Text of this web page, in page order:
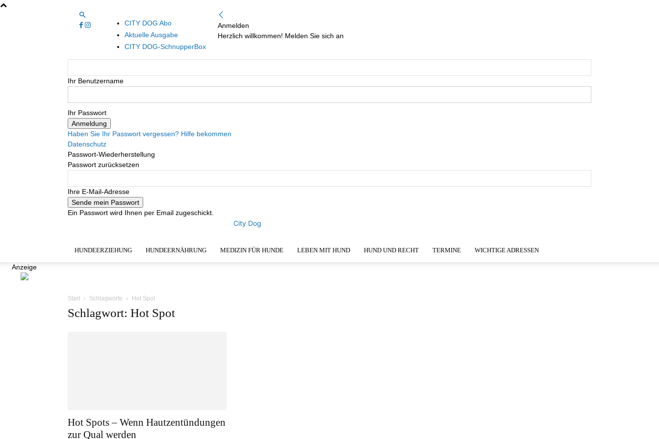
CITY DOG Abo
Aktuelle Ausgabe
CITY DOG-SchnupperBox
Anmelden
Herzlich willkommen! Melden Sie sich an
Ihr Benutzername
Ihr Passwort
Haben Sie Ihr Passwort vergessen? Hilfe bekommen
Datenschutz
Passwort-Wiederherstellung
Passwort zurücksetzen
Ihre E-Mail-Adresse
Ein Passwort wird Ihnen per Email zugeschickt.
City Dog
HUNDEERZIEHUNG HUNDEERNÄHRUNG MEDIZIN FÜR HUNDE LEBEN MIT HUND HUND UND RECHT TERMINE WICHTIGE ADRESSEN
Anzeige
Start Schlagworte Hot Spot
Schlagwort: Hot Spot
Hot Spots – Wenn Hautzentündungen
zur Qual werden